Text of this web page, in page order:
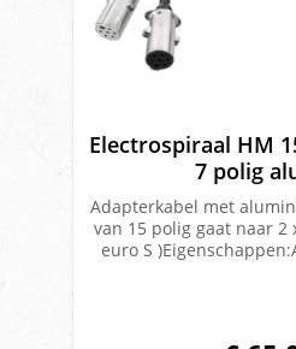
Electrospiraal HM
7 polig
Adapterkabel met
van 15 polig gaat naar 2
euro S